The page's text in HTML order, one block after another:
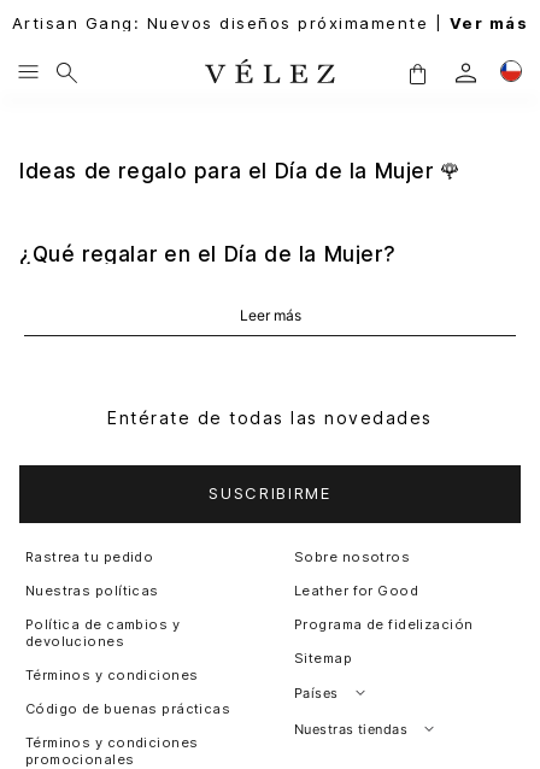
Artisan Gang: Nuevos diseños próximamente | Ver más
Ideas de regalo para el Día de la Mujer 🌹
¿Qué regalar en el Día de la Mujer?
opción elegante y duradera que combina estilo,
funcionalidad y significado.
Se recomienda considerar el estilo personal, el tamaño
¿Puedo comprar online y enviar el regalo a
Absolutamente. En Vélez.cl puedes gestionar tu compra
y enviarla directamente a la dirección de esa persona
especial en todo Chile
Leer más
Entérate de todas las novedades
SUSCRIBIRME
Rastrea tu pedido
Nuestras políticas
Política de cambios y
devoluciones
Términos y condiciones
Código de buenas prácticas
Términos y condiciones
promocionales
Sobre nosotros
Leather for Good
Programa de fidelización
Sitemap
Países
Perú
Nuestras tiendas